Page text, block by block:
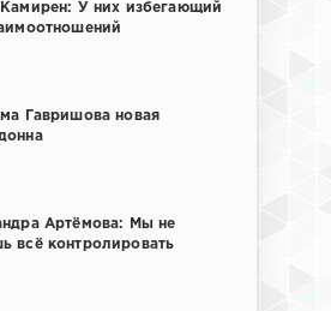
У них избегающий
Гавришова новая
Артёмова: Мы не
всё контролировать